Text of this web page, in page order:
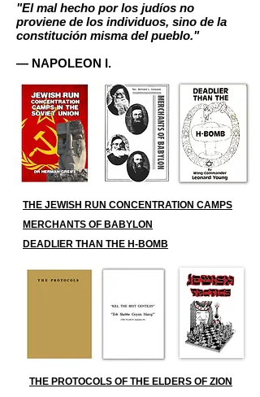
"El mal hecho por los judíos no
proviene de los individuos, sino de la
constitución misma del pueblo."
— NAPOLEON I.
THE JEWISH RUN CONCENTRATION CAMPS
MERCHANTS OF BABYLON
DEADLIER THAN THE H-BOMB
THE PROTOCOLS OF THE ELDERS OF ZION